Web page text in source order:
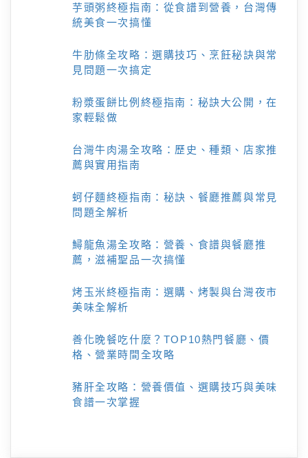
芋頭粥終極指南：從食譜到營養，台灣傳
統美食一次搞懂
牛肋條全攻略：選購技巧、烹飪秘訣與常
見問題一次搞定
粉漿蛋餅比例終極指南：秘訣大公開，在
家輕鬆做
台灣牛肉湯全攻略：歷史、種類、店家推
薦與實用指南
蚵仔麵終極指南：秘訣、餐廳推薦與常見
問題全解析
鱘龍魚湯全攻略：營養、食譜與餐廳推
薦，滋補聖品一次搞懂
烤玉米終極指南：選購、烤製與台灣夜市
美味全解析
善化晚餐吃什麼？TOP10熱門餐廳、價
格、營業時間全攻略
豬肝全攻略：營養價值、選購技巧與美味
食譜一次掌握